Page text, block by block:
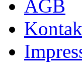
AGB